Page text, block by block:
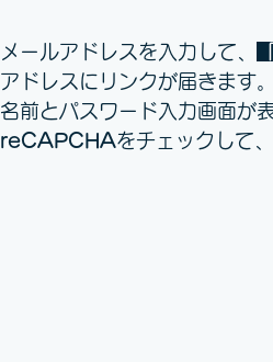
メールアドレスを入力して、
アドレスにリンクが届きます
名前とパスワード入力画面が
reCAPCHAをチェックして、